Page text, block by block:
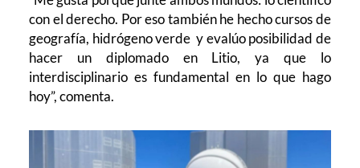
con el derecho. Por eso también he hecho cursos de
geografía, hidrógeno verde y evalúo posibilidad de
hacer un diplomado en Litio, ya que lo
interdisciplinario es fundamental en lo que hago
hoy”, comenta.